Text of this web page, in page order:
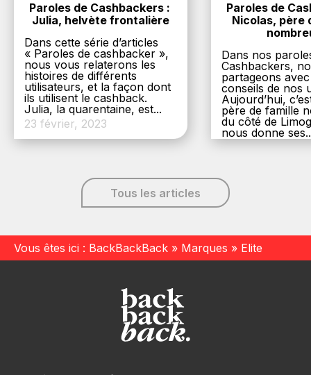
Paroles de Cashbackers :
Julia, helvète frontalière
Dans cette série d’articles
« Paroles de cashbacker »,
nous vous relaterons les
histoires de différents
utilisateurs, et la façon dont
ils utilisent le cashback.
Julia, la quarentaine, est...
23 février, 2023
Paroles de
Nicolas, père
Dans nos
Cashbackers,
partageons
conseils de nos
Aujourd’hui,
père de famille
du côté de
nous donne
Tous les articles
Vous êtes ici : BackBackBack » Marques » Elite